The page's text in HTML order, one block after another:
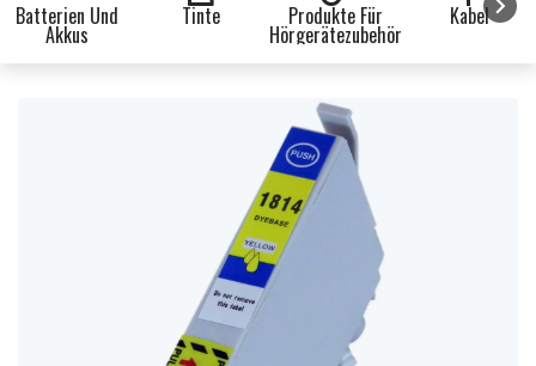
Batterien Und
Akkus
Tinte Produkte Für
Hörgerätezubehör
Kabel